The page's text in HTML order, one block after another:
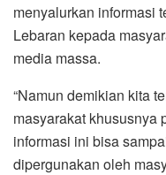
menyalurkan informasi
Lebaran kepada
media massa.
“Namun demikian kita
masyarakat khususnya
informasi ini bisa
dipergunakan oleh